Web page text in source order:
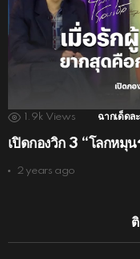
1.9k Views ฉากเด็ดล
เปิดกองวิก 3 “โลกหมุ
2 years ago